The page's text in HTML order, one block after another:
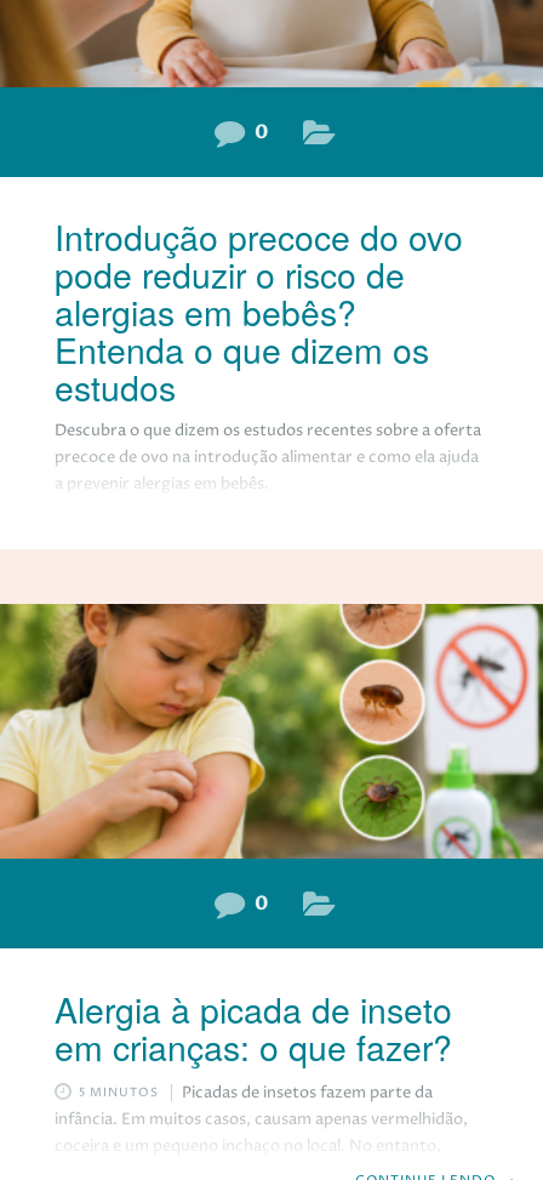
0
Introdução precoce do ovo
pode reduzir o risco de
alergias em bebês?
Entenda o que dizem os
estudos
Descubra o que dizem os estudos recentes sobre a oferta
precoce de ovo na introdução alimentar e como ela ajuda
a prevenir alergias em bebês.
0
Alergia à picada de inseto
em crianças: o que fazer?
5 MINUTOS
Picadas de insetos fazem parte da
infância. Em muitos casos, causam apenas vermelhidão,
coceira e um pequeno inchaço no local. No entanto,
algumas crianças apresentam reações mais intensas, o